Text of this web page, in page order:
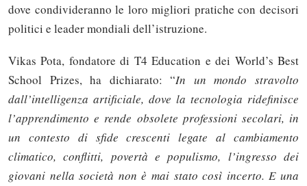
dove condivideranno le loro migliori pratiche con decisori
politici e leader mondiali dell’istruzione.
Vikas Pota, fondatore di T4 Education e dei World’s Best
School Prizes, ha dichiarato: “In un mondo stravolto
dall’intelligenza artificiale, dove la tecnologia ridefinisce
l’apprendimento e rende obsolete professioni secolari, in
un contesto di sfide crescenti legate al cambiamento
climatico, conflitti, povertà e populismo, l’ingresso dei
giovani nella società non è mai stato così incerto. E una